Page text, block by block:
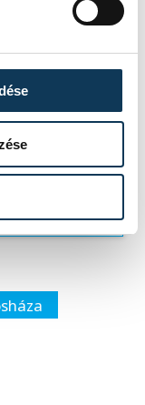
a
szereti